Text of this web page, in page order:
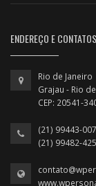
ENDEREÇO E CONTATOS
Rio de Janeiro
Grajau - Rio
CEP: 20541-
(21) 99443-
(21) 99482-